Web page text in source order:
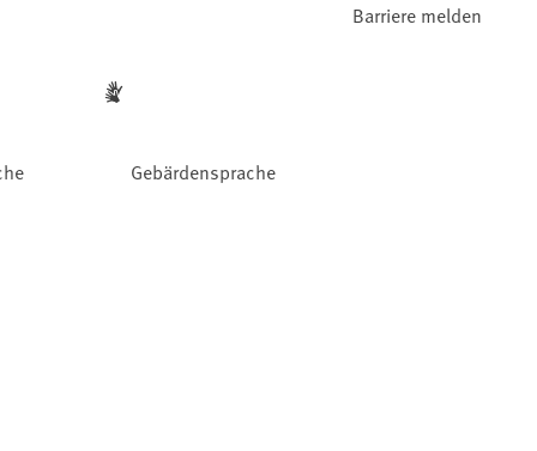
Gebärdensprache
Barriere melden